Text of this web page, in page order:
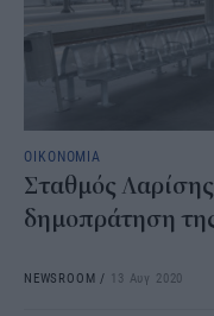
ΟΙΚΟΝΟΜΙΑ
Σταθμός
δημοπράτηση
NEWSROOM / 13 Αυγ 2020